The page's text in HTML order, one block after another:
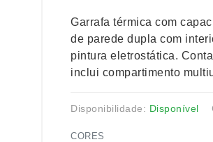
Esporte e Jogos
Kit
Kit Queijo
Garrafa térmica com
de parede dupla com
pintura eletrostática.
inclui compartimento
Disponibilidade: Disponível
CORES